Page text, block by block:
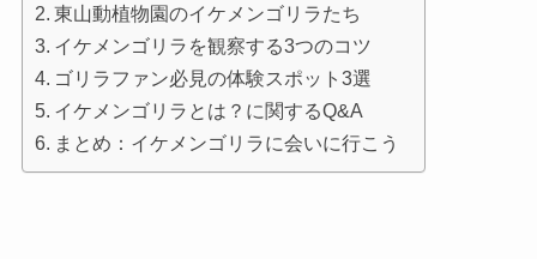
東山動植物園のイケメンゴリラたち
イケメンゴリラを観察する3つのコツ
ゴリラファン必見の体験スポット3選
イケメンゴリラとは？に関するQ&A
まとめ：イケメンゴリラに会いに行こう